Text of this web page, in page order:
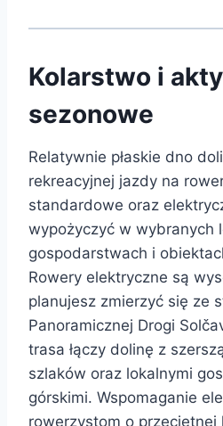
Kolarstwo i
sezonowe
Relatywnie płaskie dno
rekreacyjnej jazdy na
standardowe oraz
wypożyczyć w wybranych
gospodarstwach i
Rowery elektryczne są
planujesz zmierzyć się ze
Panoramicznej Drogi
trasa łączy dolinę z
szlaków oraz lokalnymi
górskimi. Wspomaganie
rowerzystom o przeciętnej